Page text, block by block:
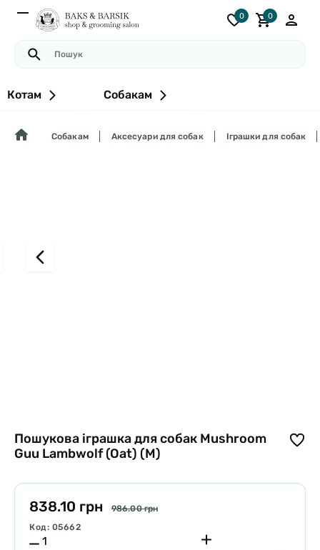
0 0
Котам Собакам
Собакам Аксесуари для собак Іграшки для собак
Пошукова іграшка для собак Mushroom
Guu Lambwolf (Oat) (M)
838.10 грн
986.00 грн
Код: 05662